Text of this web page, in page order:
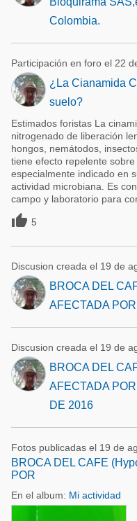
Colombia.
Participación en foro el 22
¿La Cianamida
suelo?
Estimados foristas La
nitrogenado de liberación
hongos, nemátodos,
tiene efecto repelente
especialmente indicado en
actividad microbiana. Es
campo y laboratorio para
 5
Discusion creada el 19 de
BROCA DEL
AFECTADA POR
Discusion creada el 19 de
BROCA DEL
AFECTADA
DE 2016
Fotos publicadas el 19 de
BROCA DEL CAFE
POR
En el album: Mi actividad